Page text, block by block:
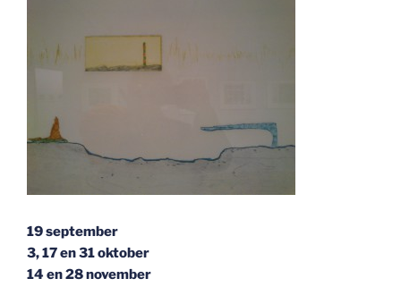
19 september
3, 17 en 31 oktober
14 en 28 november